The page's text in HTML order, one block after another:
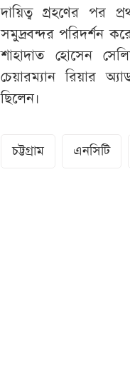
দায়িত্ব গ্রহণের পর
সমুদ্রবন্দর পরিদর্শন
শাহাদাত হোসেন
চেয়ারম্যান রিয়ার
ছিলেন।
চট্টগ্রাম এনসিটি